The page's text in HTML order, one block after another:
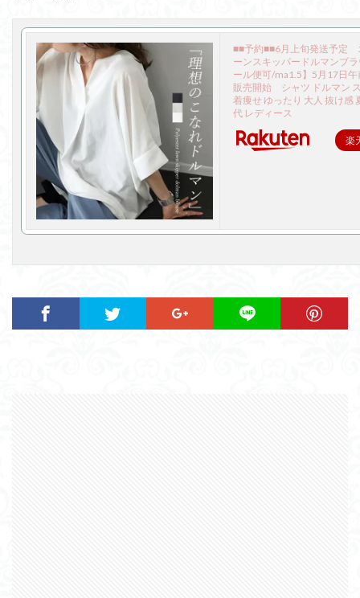
■■予約■■6月上旬発送予定
ーンスキッパードルマンブ
ール便可/ma1.5】5月17日
販売開始 シャツ ドルマン
着痩せ ゆったり 大人 抜け感
代 レディース
楽